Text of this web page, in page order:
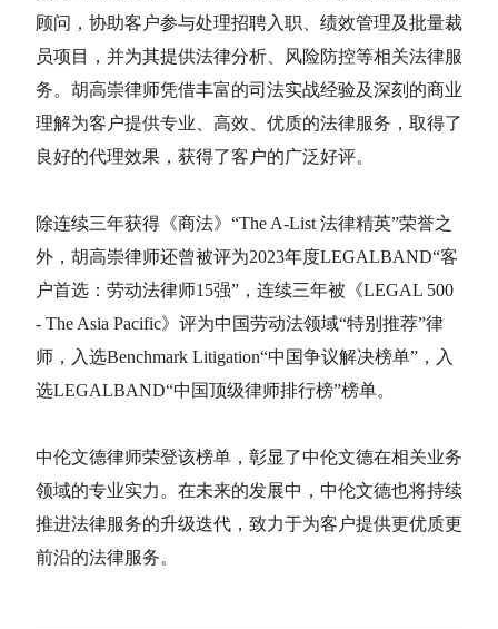
顾问，协助客户参与处理招聘入职、绩效管理及批量裁
员项目，并为其提供法律分析、风险防控等相关法律服
务。胡高崇律师凭借丰富的司法实战经验及深刻的商业
理解为客户提供专业、高效、优质的法律服务，取得了
良好的代理效果，获得了客户的广泛好评。
除连续三年获得《商法》“The A-List 法律精英”荣誉之
外，胡高崇律师还曾被评为2023年度LEGALBAND“客
户首选：劳动法律师15强”，连续三年被《LEGAL 500
- The Asia Pacific》评为中国劳动法领域“特别推荐”律
师，入选Benchmark Litigation“中国争议解决榜单”，入
选LEGALBAND“中国顶级律师排行榜”榜单。
中伦文德律师荣登该榜单，彰显了中伦文德在相关业务
领域的专业实力。在未来的发展中，中伦文德也将持续
推进法律服务的升级迭代，致力于为客户提供更优质更
前沿的法律服务。